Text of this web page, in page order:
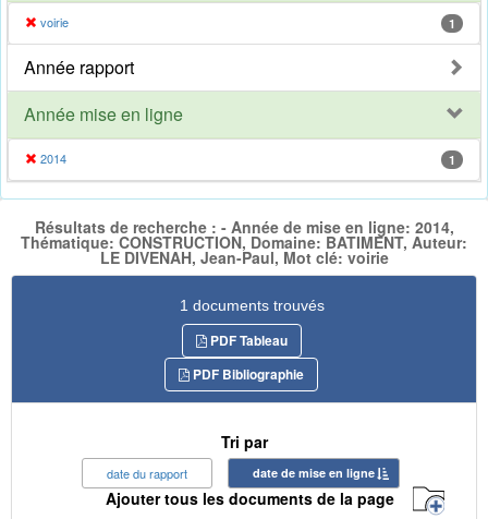
voirie 1
Année rapport
Année mise en ligne
2014 1
Résultats de recherche : - Année de mise en ligne: 2014,
Thématique: CONSTRUCTION, Domaine: BATIMENT, Auteur:
LE DIVENAH, Jean-Paul, Mot clé: voirie
1 documents trouvés
PDF Tableau
PDF Bibliographie
Tri par
date du rapport date de mise en ligne
Ajouter tous les documents de la page